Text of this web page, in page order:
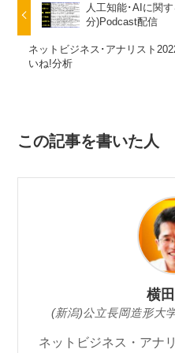
人工知能･AIに関
分)Podcast配信
ネットビジネス･アナリスト
いね!分析
この記事を書いた人
横
(新潟)公立長岡造形大
ネットビジネス・アナ